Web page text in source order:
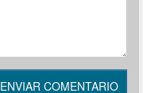
ENVIAR COMENTARIO